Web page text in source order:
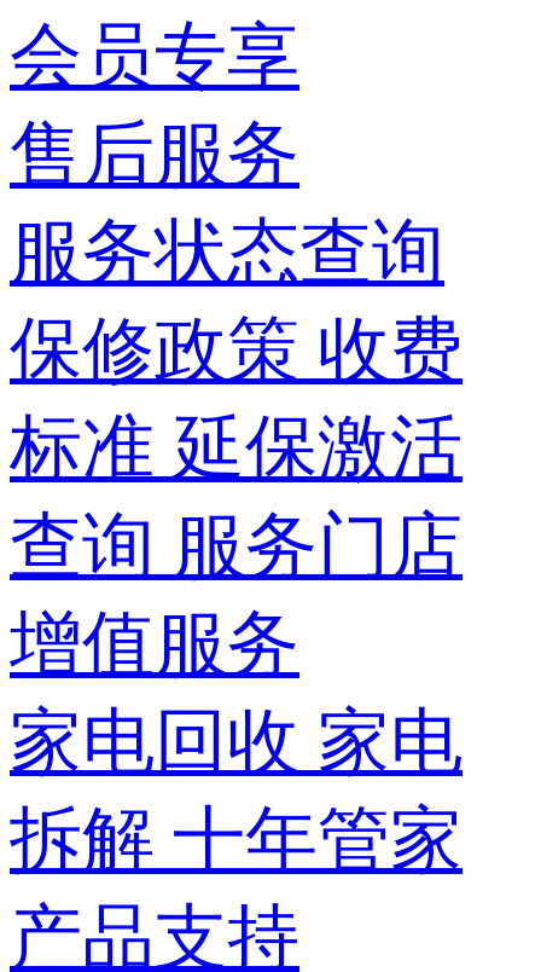
会员专享
售后服务
服务状态查询
保修政策 收费
标准 延保激活
查询 服务门店
增值服务
家电回收 家电
拆解 十年管家
产品支持